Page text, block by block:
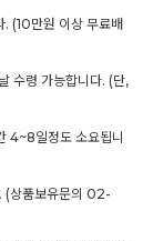
(10만원 이상 무료배
수령 가능합니다. (단,
4~8일정도 소요됩니
(상품보유문의 02-